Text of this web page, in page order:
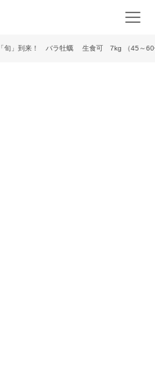
「旬」到来！ バラ牡蠣 生食可 7kg （45～60